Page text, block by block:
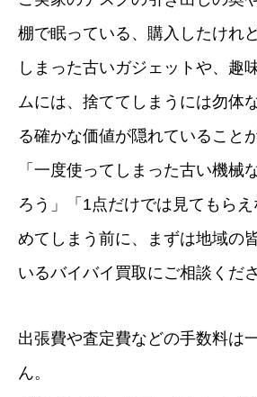
棚で眠っている、購入したけれ
しまった古いガジェットや、趣
ムには、捨ててしまうには勿体
る確かな価値が隠れていること
「一度使ってしまった古い機械
ろう」「1点だけでは見てもら
めてしまう前に、まずは地域の
いるバイバイ買取にご相談くださ
出張費や査定費などの手数料は
ん。